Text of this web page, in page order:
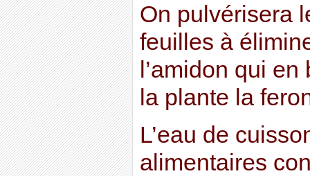
On pulvérisera
feuilles à
l’amidon qui
la plante la
L’eau de
alimentaires